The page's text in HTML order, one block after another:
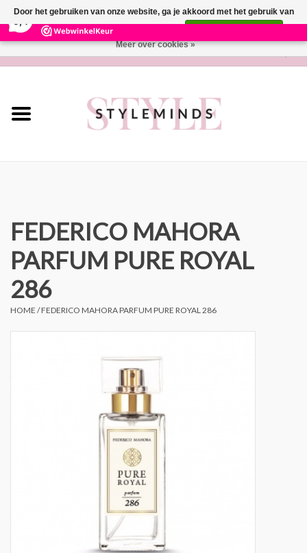
281 Reviews ×
Home
Lifestyle
Cadeaubon
Merken
FEDERICO MAHORA
PARFUM PURE ROYAL
286
HOME /FEDERICO MAHORA PARFUM PURE ROYAL 286
Door het gebruiken van onze website, ga je akkoord met het gebruik van
cookies om onze website te verbeteren.
Meer over cookies »